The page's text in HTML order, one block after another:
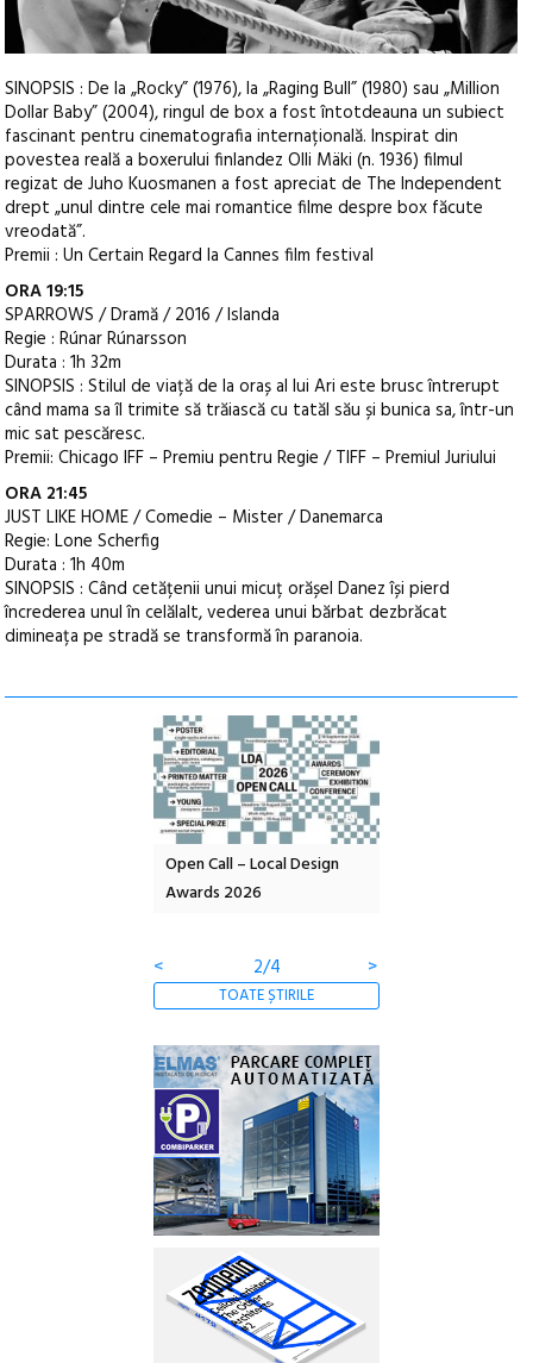
SINOPSIS : De la „Rocky” (1976), la „Raging Bull” (1980) sau „Million
Dollar Baby” (2004), ringul de box a fost întotdeauna un subiect
fascinant pentru cinematografia internațională. Inspirat din
povestea reală a boxerului finlandez Olli Mäki (n. 1936) filmul
regizat de Juho Kuosmanen a fost apreciat de The Independent
drept „unul dintre cele mai romantice filme despre box făcute
vreodată”.
Premii : Un Certain Regard la Cannes film festival
ORA 19:15
SPARROWS / Dramă / 2016 / Islanda
Regie : Rúnar Rúnarsson
Durata : 1h 32m
SINOPSIS : Stilul de viață de la oraș al lui Ari este brusc întrerupt
când mama sa îl trimite să trăiască cu tatăl său și bunica sa, într-un
mic sat pescăresc.
Premii: Chicago IFF – Premiu pentru Regie / TIFF – Premiul Juriului
ORA 21:45
JUST LIKE HOME / Comedie – Mister / Danemarca
Regie: Lone Scherfig
Durata : 1h 40m
SINOPSIS : Când cetățenii unui micuț orășel Danez își pierd
încrederea unul în celălalt, vederea unui bărbat dezbrăcat
dimineața pe stradă se transformă în paranoia.
Anuala de artă urbană
Artown NOW #5:
<
3/4 >
TOATE ȘTIRILE